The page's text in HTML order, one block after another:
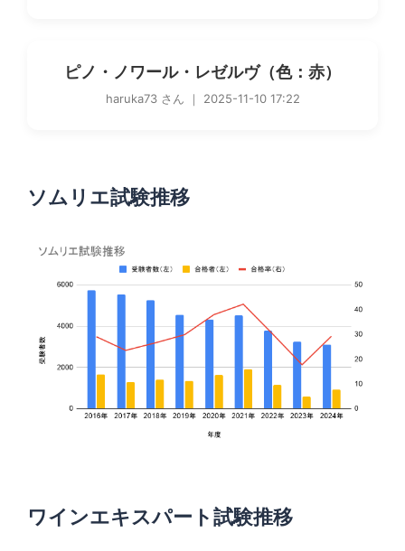
ピノ・ノワール・レゼルヴ（色：赤）
haruka73 さん ｜ 2025-11-10 17:22
ソムリエ試験推移
ワインエキスパート試験推移